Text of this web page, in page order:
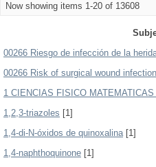
Now showing items 1-20 of 13608
00266 Riesgo de infección de la
00266 Risk of surgical wound infection
1 CIENCIAS FISICO
1,2,3-triazoles [1]
1,4-di-N-óxidos de quinoxalina[1]
1,4-naphthoquinone [1]